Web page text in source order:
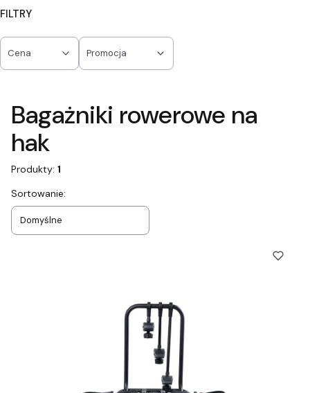
FILTRY
Cena Promocja
Bagażniki rowerowe na
hak
Produkty: 1
Lista produktów
Sortowanie:
Domyślne